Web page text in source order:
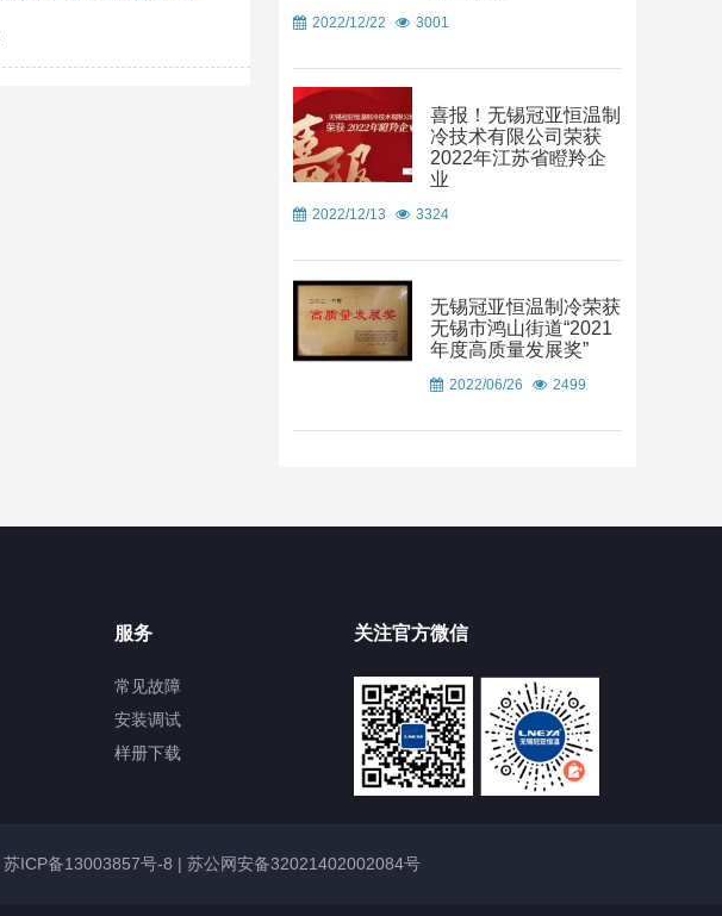
2022/12/22 3001
喜报！无锡冠亚恒温制
冷技术有限公司荣获
2022年江苏省瞪羚企
业
2022/12/13 3324
无锡冠亚恒温制冷荣获
无锡市鸿山街道“2021
年度高质量发展奖”
2022/06/26 2499
服务
常见故障
安装调试
样册下载
关注官方微信
苏ICP备13003857号-8 | 苏公网安备32021402002084号